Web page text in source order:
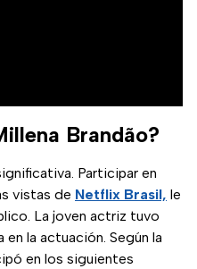
Brandão?
Participar en
vistas de Netflix Brasil, le
La joven actriz tuvo
la actuación. Según la
en los siguientes